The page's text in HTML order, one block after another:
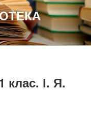
клас. І. Я.